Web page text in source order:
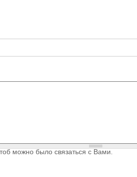
можно было связаться с Вами.